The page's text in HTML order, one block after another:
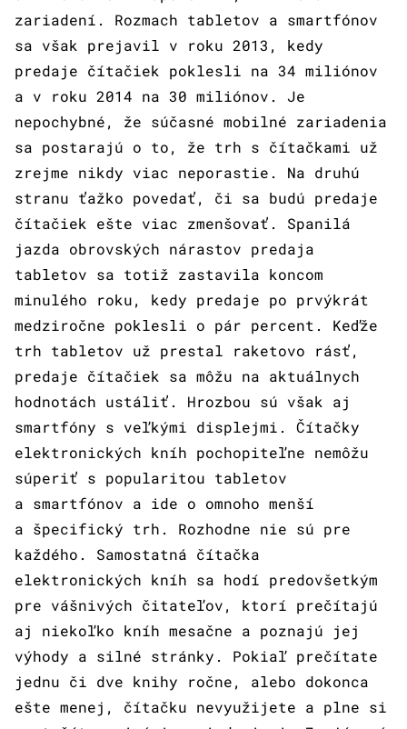
zariadení. Rozmach tabletov a smartfónov
sa však prejavil v roku 2013, kedy
predaje čítačiek poklesli na 34 miliónov
a v roku 2014 na 30 miliónov. Je
nepochybné, že súčasné mobilné zariadenia
sa postarajú o to, že trh s čítačkami už
zrejme nikdy viac neporastie. Na druhú
stranu ťažko povedať, či sa budú predaje
čítačiek ešte viac zmenšovať. Spanilá
jazda obrovských nárastov predaja
tabletov sa totiž zastavila koncom
minulého roku, kedy predaje po prvýkrát
medziročne poklesli o pár percent. Keďže
trh tabletov už prestal raketovo rásť,
predaje čítačiek sa môžu na aktuálnych
hodnotách ustáliť. Hrozbou sú však aj
smartfóny s veľkými displejmi. Čítačky
elektronických kníh pochopiteľne nemôžu
súperiť s popularitou tabletov
a smartfónov a ide o omnoho menší
a špecifický trh. Rozhodne nie sú pre
každého. Samostatná čítačka
elektronických kníh sa hodí predovšetkým
pre vášnivých čitateľov, ktorí prečítajú
aj niekoľko kníh mesačne a poznajú jej
výhody a silné stránky. Pokiaľ prečítate
jednu či dve knihy ročne, alebo dokonca
ešte menej, čítačku nevyužijete a plne si